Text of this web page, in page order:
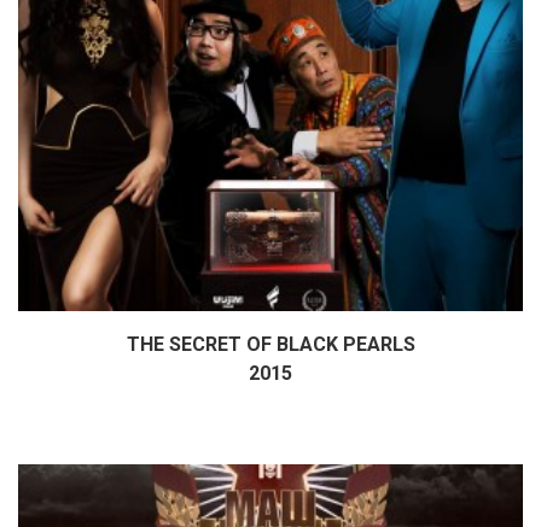
Дэлгэрэнгүй
THE SECRET OF BLACK PEARLS
2015